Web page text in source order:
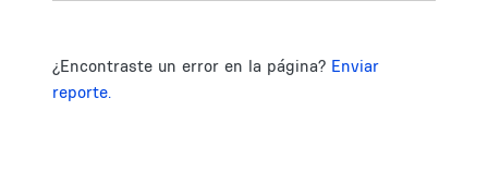
¿Encontraste un error en la página? Enviar
reporte.